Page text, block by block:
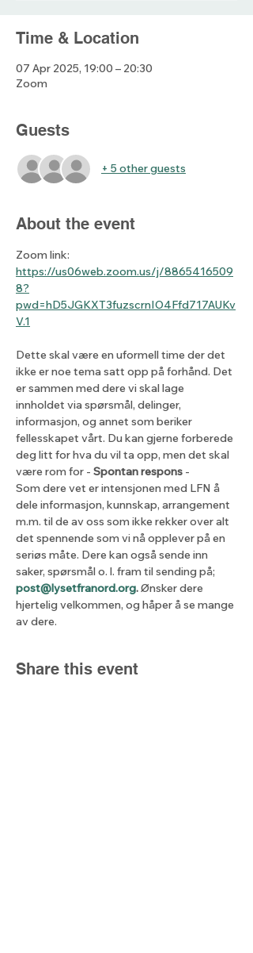
Time & Location
07 Apr 2025, 19:00 – 20:30
Zoom
Guests
+ 5 other guests
About the event
Zoom link:
https://us06web.zoom.us/j/8865416509
8?
pwd=hD5JGKXT3fuzscrnIO4Ffd717AUKv
V.1
Dette skal være en uformell time der det
ikke er noe tema satt opp på forhånd. Det
er sammen med dere vi skal lage
innholdet via spørsmål, delinger,
informasjon, og annet som beriker
fellesskapet vårt. Du kan gjerne forberede
deg litt for hva du vil ta opp, men det skal
være rom for - Spontan respons -
Som dere vet er intensjonen med LFN å
dele informasjon, kunnskap, arrangement
m.m. til de av oss som ikke rekker over alt
det spennende som vi nå opplever på en
seriøs måte. Dere kan også sende inn
saker, spørsmål o. l. fram til sending på;
post@lysetfranord.org. Ønsker dere
hjertelig velkommen, og håper å se mange
av dere.
Share this event